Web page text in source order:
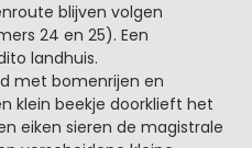
blijven volgen
24 en 25). Een
landhuis.
met bomenrijen en
klein beekje doorklieft het
eiken sieren de magistrale